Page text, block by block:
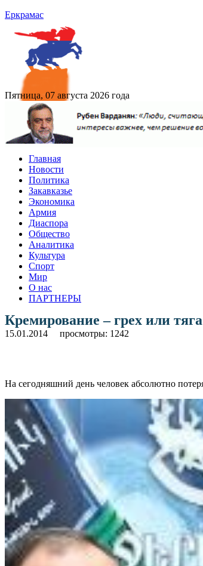
Еркрамас
Пятница, 07 августа 2026 года
Главная
Новости
Политика
Закавказье
Экономика
Армия
Диаспора
Общество
Аналитика
Культура
Спорт
Мир
О нас
ПАРТНЕРЫ
Кремирование – грех или
15.01.2014 просмотры: 1242
На сегодняшний день человек абсолютно